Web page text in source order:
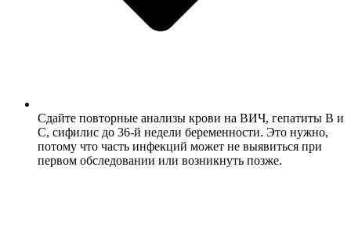
Сдайте повторные анализы крови на ВИЧ, гепатиты В и
С, сифилис до 36-й недели беременности. Это нужно,
потому что часть инфекций может не выявиться при
первом обследовании или возникнуть позже.